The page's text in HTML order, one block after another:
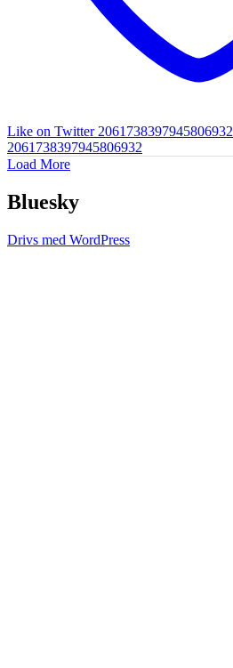
Like on Twitter 2061738397945806932
2061738397945806932
Load More
Bluesky
Drivs med WordPress